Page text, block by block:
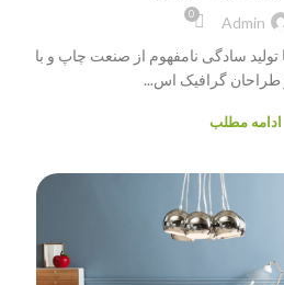
Admin
0
سادگی نامفهوم از صنعت چاپ و با
طراحان گرافیک اس...
ادامه مطلب